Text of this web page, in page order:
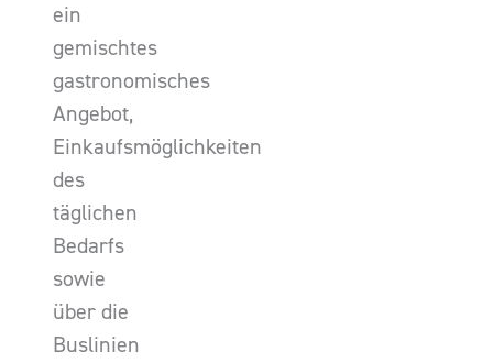
ein
gemischtes
gastronomisches
Angebot,
Einkaufsmöglichkeiten
des
täglichen
Bedarfs
sowie
über die
Buslinien